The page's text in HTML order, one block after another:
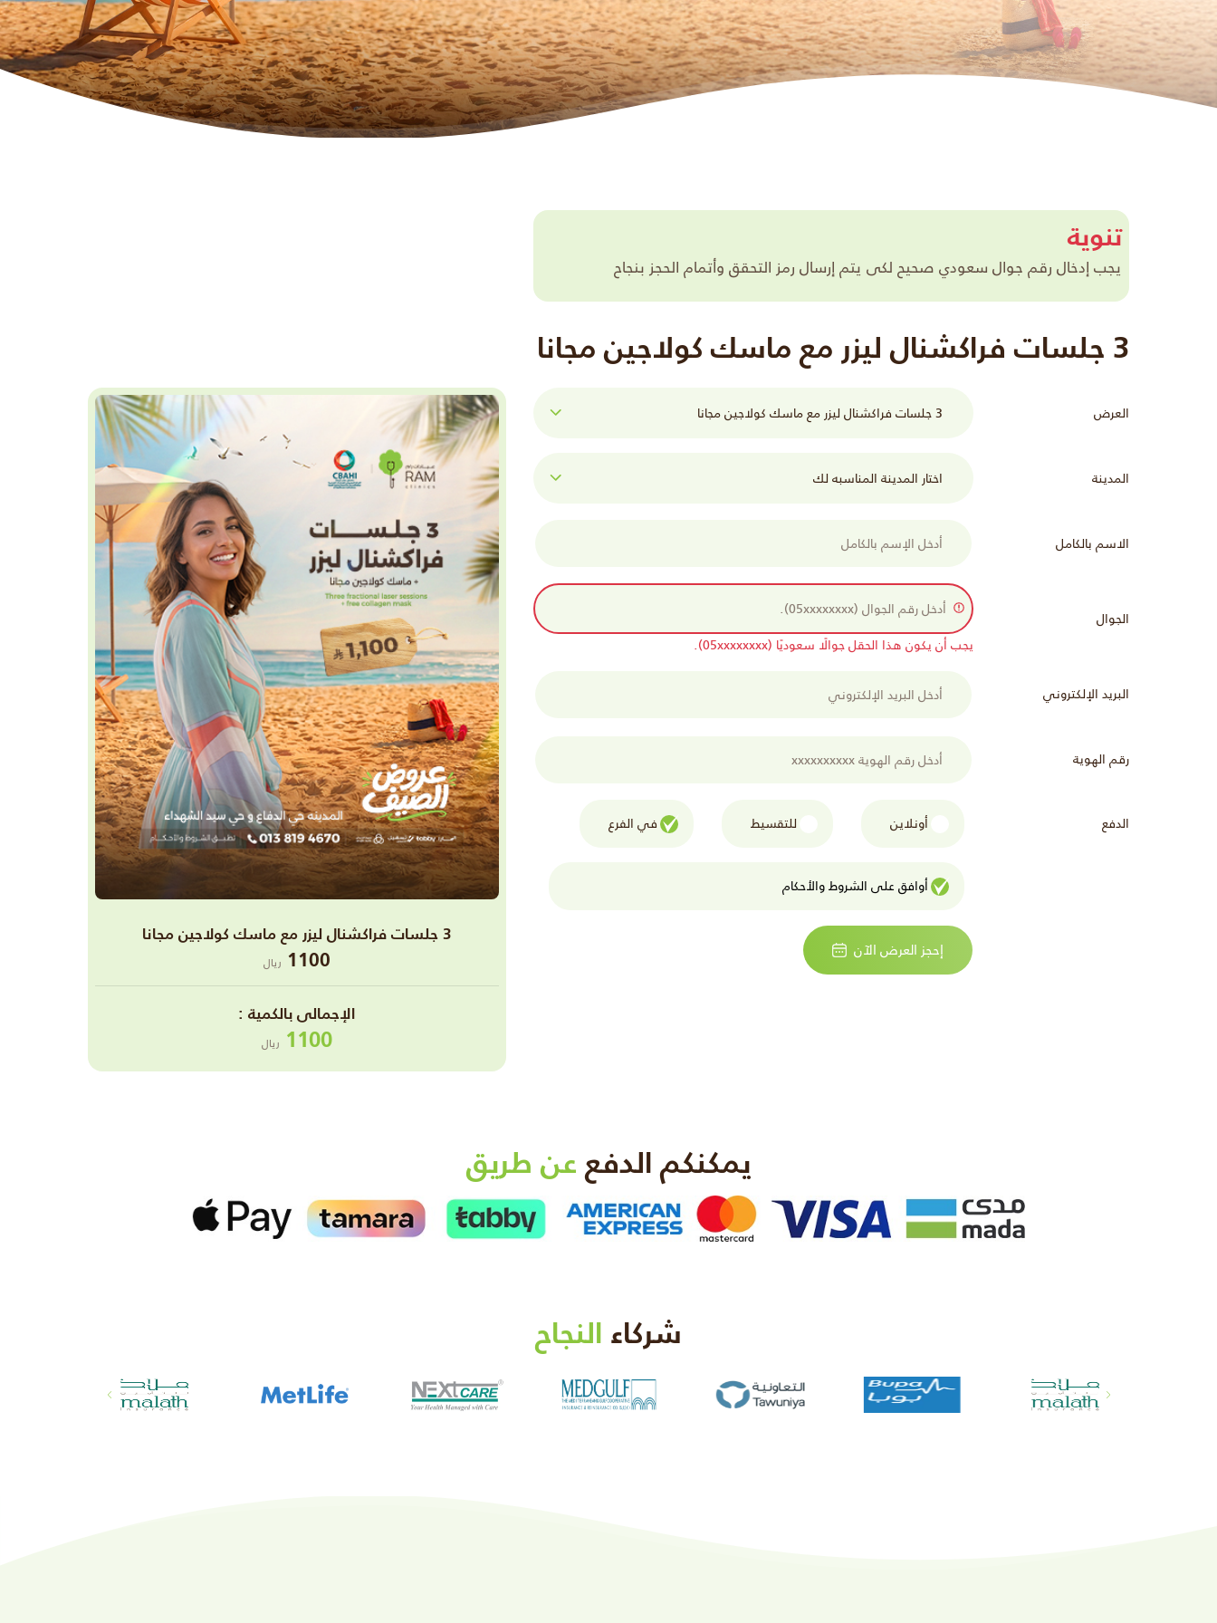
تنوية
يجب إدخال رقم جوال سعودي صحيح لكى يتم إرسال رمز التحقق وأتمام الحجز بنجاح
3 جلسات فراكشنال ليزر مع ماسك كولاجين مجانا
العرض
المدينة
الاسم بالكامل
الجوال
يجب أن يكون هذا الحقل جوالًا سعوديًا (05xxxxxxxx).
البريد الإلكتروني
رقم الهوية
الدفع أونلاين للتقسيط في الفرع
أوافق على الشروط واﻷحكام
إحجز العرض الآن
3 جلسات فراكشنال ليزر مع ماسك كولاجين مجانا
1100 ريال
اﻹجمالى بالكمية :
1100 ريال
يمكنكم الدفععن طريق
شركاء النجاح